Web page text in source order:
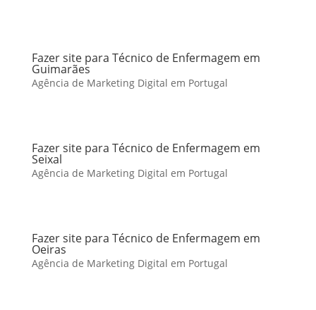
Fazer site para Técnico de Enfermagem em
Guimarães
Agência de Marketing Digital em Portugal
Fazer site para Técnico de Enfermagem em
Seixal
Agência de Marketing Digital em Portugal
Fazer site para Técnico de Enfermagem em
Oeiras
Agência de Marketing Digital em Portugal